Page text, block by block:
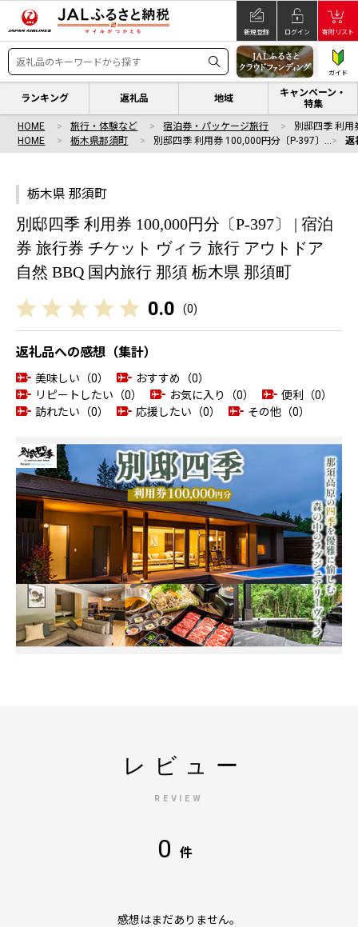
新規登録 ログイン 寄附リスト
ガイド
ランキング 返礼品 地域
キャンペーン・
特集
HOME 旅行・体験など 宿泊券・パッケージ旅行
別邸四季 利
HOME
栃木県那須町 別邸四季 利用券 100,000円分〔P-397〕… 返
栃木県 那須町
別邸四季 利用券 100,000円分〔P-397〕 | 宿泊
券 旅行券 チケット ヴィラ 旅行 アウトドア
自然 BBQ 国内旅行 那須 栃木県 那須町
0.0 (0)
返礼品への感想（集計）
美味しい（0）
おすすめ（0）
リピートしたい（0）
お気に入り（0）
便利（0）
訪れたい（0）
応援したい（0） その他（0）
レビュー
REVIEW
0 件
感想はまだありません。